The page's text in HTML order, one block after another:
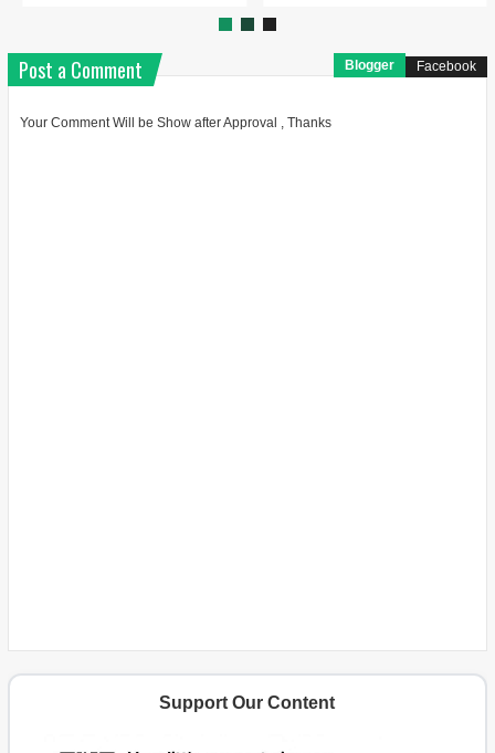
Post a Comment Blogger Facebook
Your Comment Will be Show after Approval , Thanks
Support Our Content